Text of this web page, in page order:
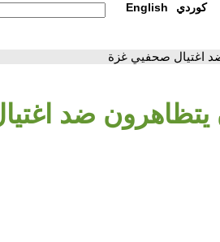
English كوردي
اغتيال صحفيي غزة
ضد